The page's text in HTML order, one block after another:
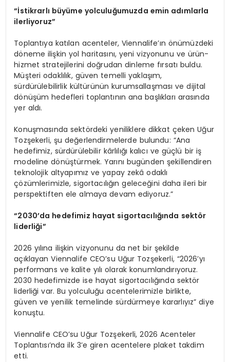
“İstikrarlı büyüme yolculuğumuzda emin adımlarla
ilerliyoruz”
Toplantıya katılan acenteler, Viennalife’ın önümüzdeki
döneme ilişkin yol haritasını, yeni vizyonunu ve ürün-
hizmet stratejilerini doğrudan dinleme fırsatı buldu.
Müşteri odaklılık, güven temelli yaklaşım,
sürdürülebilirlik kültürünün kurumsallaşması ve dijital
dönüşüm hedefleri toplantının ana başlıkları arasında
yer aldı.
Konuşmasında sektördeki yeniliklere dikkat çeken Uğur
Tozşekerli, şu değerlendirmelerde bulundu: “Ana
hedefimiz, sürdürülebilir kârlılığı kalıcı ve güçlü bir iş
modeline dönüştürmek. Yarını bugünden şekillendiren
teknolojik altyapımız ve yapay zekâ odaklı
çözümlerimizle, sigortacılığın geleceğini daha ileri bir
perspektiften ele almaya devam ediyoruz.”
“2030’da hedefimiz hayat sigortacılığında sektör
liderliği”
2026 yılına ilişkin vizyonunu da net bir şekilde
açıklayan Viennalife CEO’su Uğur Tozşekerli, “2026’yı
performans ve kalite yılı olarak konumlandırıyoruz.
2030 hedefimizde ise hayat sigortacılığında sektör
liderliği var. Bu yolculuğu acentelerimizle birlikte,
güven ve yenilik temelinde sürdürmeye kararlıyız” diye
konuştu.
Viennalife CEO’su Uğur Tozşekerli, 2026 Acenteler
Toplantısı’nda ilk 3’e giren acentelere plaket takdim
etti.